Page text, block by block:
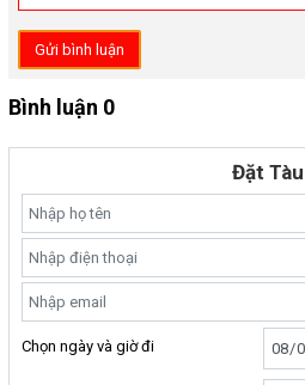
Gửi bình luận
Bình luận 0
Đặt Tàu
Chọn ngày và giờ đi